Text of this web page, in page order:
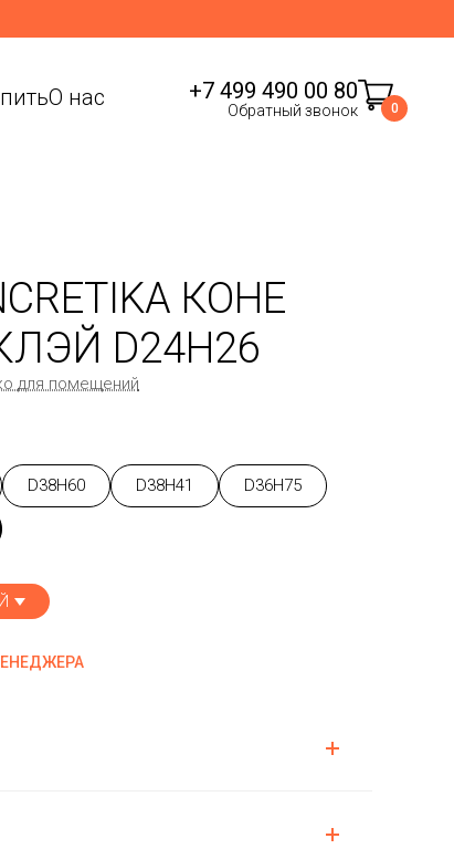
О нас +7 499 490 00 80
Обратный звонок 0
КОНЕ
D24H26
для помещений
D38H60 D38H41 D36H75